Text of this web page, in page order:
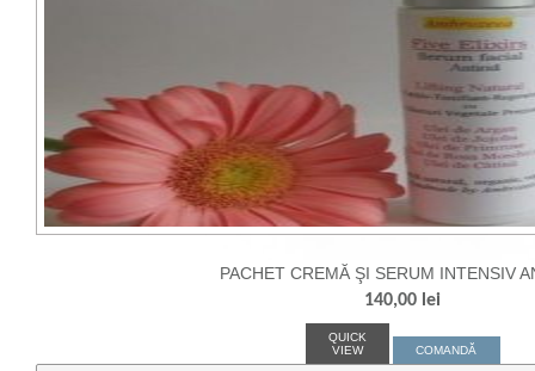
PACHET CREMĂ ŞI SERUM INTENSIV
140,00 lei
QUICK
VIEW
COMANDĂ